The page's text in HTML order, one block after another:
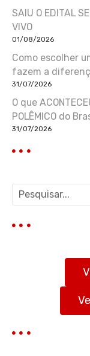
SAIU O EDITAL
VIVO
01/08/2026
Como escolher
fazem a
31/07/2026
O que
POLÊMICO do
31/07/2026
q